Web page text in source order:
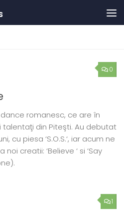
0
romanesc, ce are în
din Piteşti. Au debutat
cu piesa ‘S.O.S.‘, iar acum ne
creatii: ‘Believe ‘ si ‘Say
1